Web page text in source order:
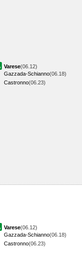
Varese(06.12)
Gazzada-Schianno(06.18)
Castronno(06.23)
Varese(06.12)
Gazzada-Schianno(06.18)
Castronno(06.23)